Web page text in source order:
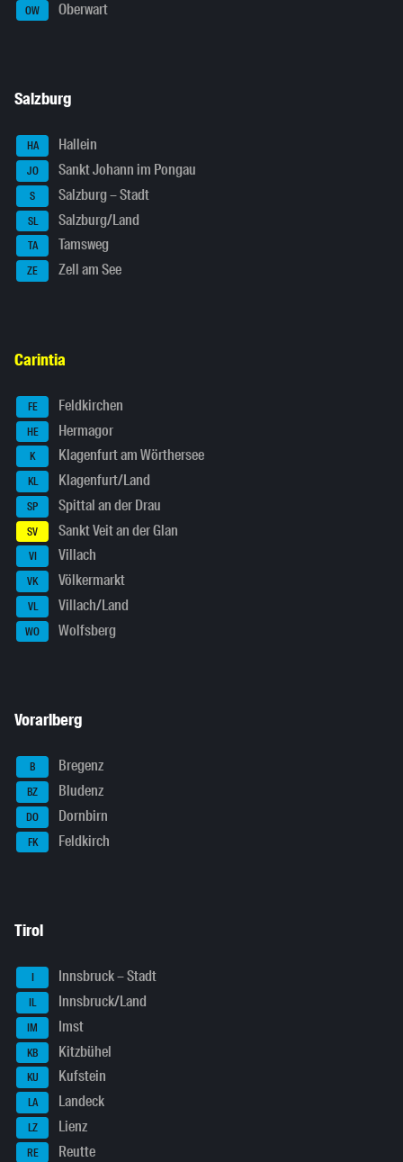
OW Oberwart
Salzburg
HA Hallein
JO Sankt Johann im Pongau
S Salzburg – Stadt
SL Salzburg/Land
TA Tamsweg
ZE Zell am See
Carintia
FE Feldkirchen
HE Hermagor
K Klagenfurt am Wörthersee
KL Klagenfurt/Land
SP Spittal an der Drau
SV Sankt Veit an der Glan
VI Villach
VK Völkermarkt
VL Villach/Land
WO Wolfsberg
Vorarlberg
B Bregenz
BZ Bludenz
DO Dornbirn
FK Feldkirch
Tirol
I Innsbruck – Stadt
IL Innsbruck/Land
IM Imst
KB Kitzbühel
KU Kufstein
LA Landeck
LZ Lienz
RE Reutte